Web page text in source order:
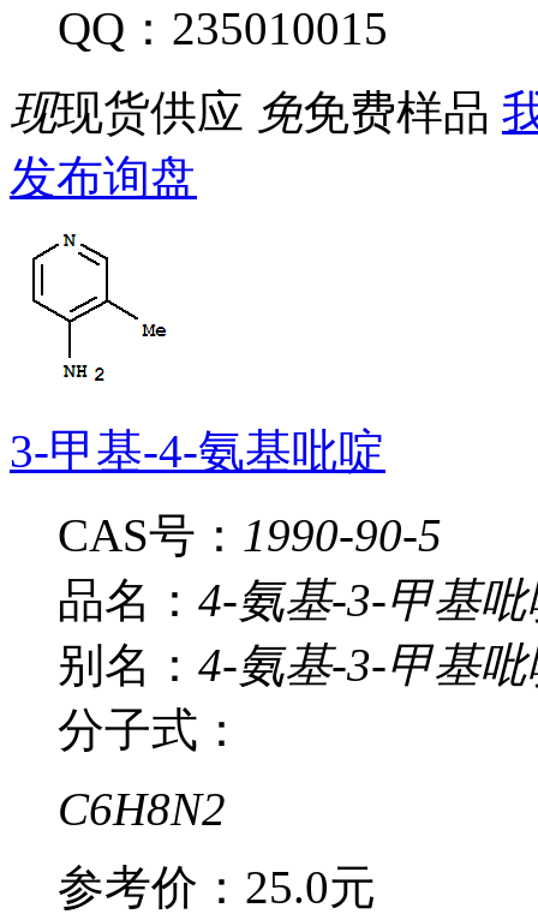
QQ：235010015
现现货供应 免免费样品
发布询盘
3-甲基-4-氨基吡啶
CAS号： 1990-90-5
品名： 4-氨基-3-甲基吡
别名： 4-氨基-3-甲基
分子式：
C6H8N2
参考价： 25.0元